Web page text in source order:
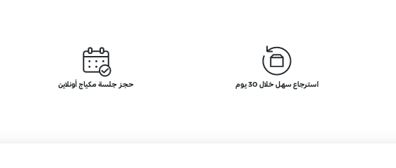
استرجاع سهل خلال 30 يوم حجز جلسة مكياج أونلاين